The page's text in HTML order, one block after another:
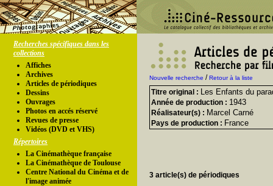
Recherches spécifiques dans les
collections
Affiches
Archives
Articles de périodiques
Dessins
Ouvrages
Photos en accés réservé
Revues de presse
Vidéos (DVD et VHS)
Répertoires
La Cinémathèque française
La Cinémathèque de Toulouse
Centre National du Cinéma et de
l'image animée
Nouvelle recherche /Retour à la liste
Titre original : Les Enfants du
Année de production : 1943
Réalisateur(s) : Marcel Carné
Pays de production : France
3 article(s) de périodiques